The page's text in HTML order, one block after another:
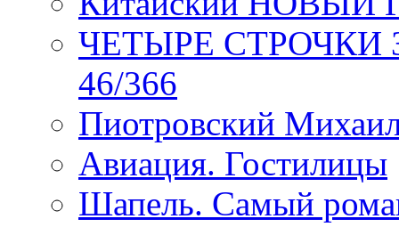
ЧЕТЫРЕ СТРОЧКИ
46/366
Пиотровский
Авиация. Гостилицы
Шапель. Самый